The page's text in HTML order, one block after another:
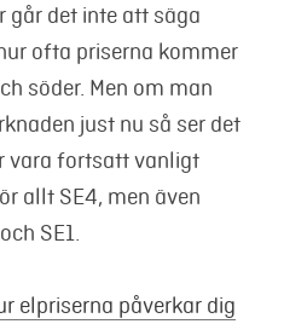
det inte att säga
ofta priserna kommer
söder. Men om man
just nu så ser det
vara fortsatt vanligt
allt SE4, men även
SE1.
elpriserna påverkar dig